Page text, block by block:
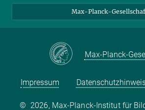
Max-Planck-
Max-Planck-
Impressum
© 2026, Max-Planck-Institut für